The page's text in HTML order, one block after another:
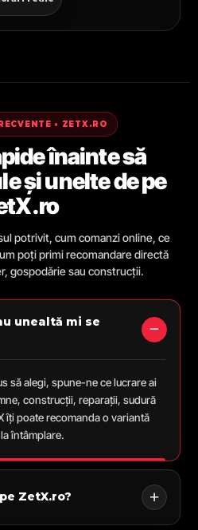
• ZETX.RO
înainte să
și unelte de pe
potrivit, cum comanzi online, ce
poți primi recomandare directă
gospodărie sau construcții.
unealtă mi se
să alegi, spune-ne ce lucrare ai
construcții, reparații, sudură
îți poate recomanda o variantă
întâmplare.
ZetX.ro?